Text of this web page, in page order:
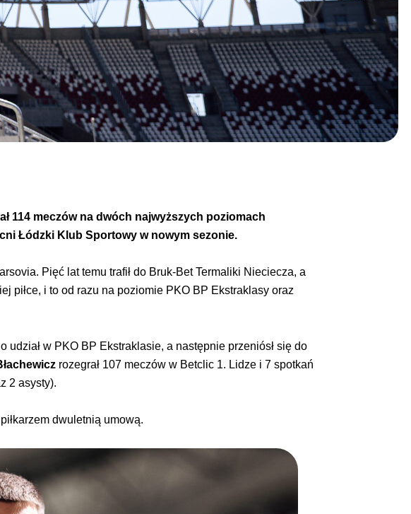
114 meczów na dwóch najwyższych poziomach
Łódzki Klub Sportowy w nowym sezonie.
Pięć lat temu trafił do Bruk-Bet Termaliki Nieciecza, a
piłce, i to od razu na poziomie PKO BP Ekstraklasy oraz
w PKO BP Ekstraklasie, a następnie przeniósł się do
rozegrał 107 meczów w Betclic 1. Lidze i 7 spotkań
2 asysty).
dwuletnią umową.